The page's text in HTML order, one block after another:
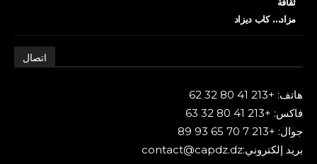
مزاد… كاب ديزاد
اتصال
هاتف: +213 41 80 32 62
فاكس: +213 41 80 32 63
جوال: +213 7 70 65 93 89
بريد إلكتروني:contact@capdz.dz